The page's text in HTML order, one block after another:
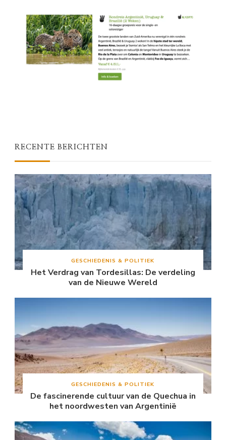
RECENTE BERICHTEN
GESCHIEDENIS & POLITIEK
Het Verdrag van Tordesillas: De verdeling
van de Nieuwe Wereld
GESCHIEDENIS & POLITIEK
De fascinerende cultuur van de Quechua in
het noordwesten van Argentinië